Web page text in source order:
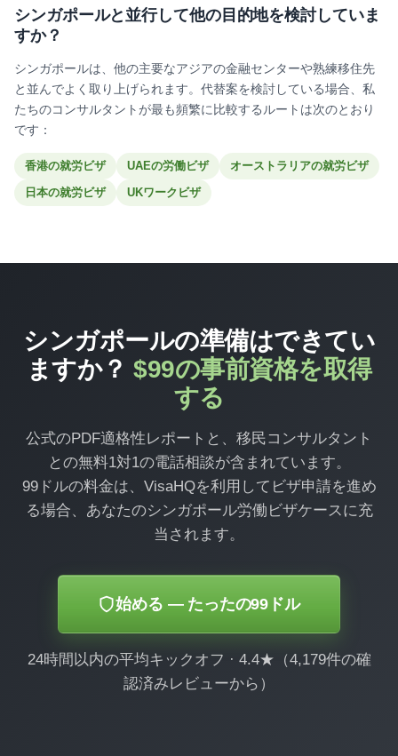
シンガポールと並行して他の目的地を検討していま
すか？
シンガポールは、他の主要なアジアの金融センターや熟練移住先
と並んでよく取り上げられます。代替案を検討している場合、私
たちのコンサルタントが最も頻繁に比較するルートは次のとおり
です：
香港の就労ビザ UAEの労働ビザ
オーストラリアの就労ビザ
日本の就労ビザ
UKワークビザ
シンガポールの準備はできてい
ますか？ $99の事前資格を取得
する
公式のPDF適格性レポートと、移民コンサルタント
との無料1対1の電話相談が含まれています。
99ドルの料金は、VisaHQを利用してビザ申請を進め
る場合、あなたのシンガポール労働ビザケースに充
当されます。
始める — たったの99ドル
24時間以内の平均キックオフ · 4.4★（4,179件の確
認済みレビューから）